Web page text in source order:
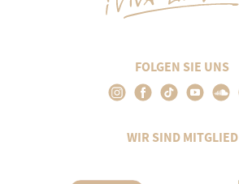
FOLGEN SIE UNS
WIR SIND MITGLIED